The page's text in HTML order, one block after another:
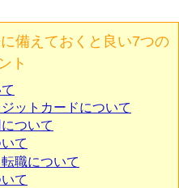
備えておくと良い7つの
ト
ットカードについて
ついて
て
職について
て